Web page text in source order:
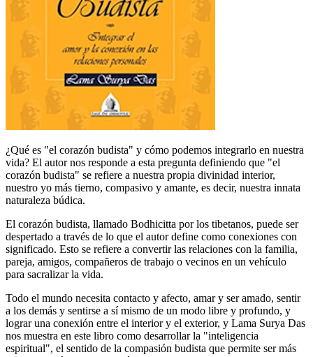
¿Qué es "el corazón budista" y cómo podemos integrarlo en nuestra
vida? El autor nos responde a esta pregunta definiendo que "el
corazón budista" se refiere a nuestra propia divinidad interior,
nuestro yo más tierno, compasivo y amante, es decir, nuestra innata
naturaleza búdica.
El corazón budista, llamado Bodhicitta por los tibetanos, puede ser
despertado a través de lo que el autor define como conexiones con
significado. Esto se refiere a convertir las relaciones con la familia,
pareja, amigos, compañeros de trabajo o vecinos en un vehículo
para sacralizar la vida.
Todo el mundo necesita contacto y afecto, amar y ser amado, sentir
a los demás y sentirse a sí mismo de un modo libre y profundo, y
lograr una conexión entre el interior y el exterior, y Lama Surya Das
nos muestra en este libro como desarrollar la "inteligencia
espiritual", el sentido de la compasión budista que permite ser más